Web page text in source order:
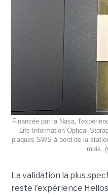
Financée par la Nasa,
Life Information Optical
plaques SWS à bord de la
mois.
La validation la plus
reste l'expérience